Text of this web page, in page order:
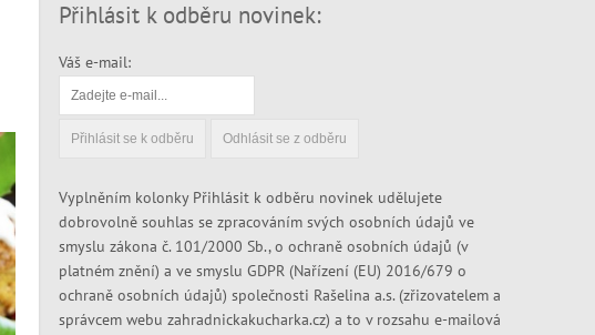
Přihlásit k odběru novinek:
Váš e-mail:
Vyplněním kolonky Přihlásit k odběru novinek udělujete
dobrovolně souhlas se zpracováním svých osobních údajů ve
smyslu zákona č. 101/2000 Sb., o ochraně osobních údajů (v
platném znění) a ve smyslu GDPR (Nařízení (EU) 2016/679 o
ochraně osobních údajů) společnosti Rašelina a.s. (zřizovatelem a
správcem webu zahradnickakucharka.cz) a to v rozsahu e-mailová